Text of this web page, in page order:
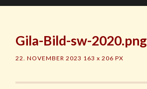
Gila-Bild-sw-2020.png
22. NOVEMBER 2023 163x 206 PX